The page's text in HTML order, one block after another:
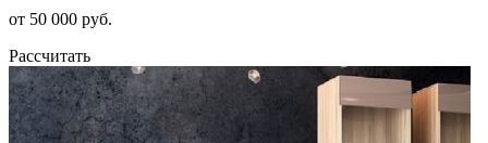
от 50 000 руб.
Рассчитать